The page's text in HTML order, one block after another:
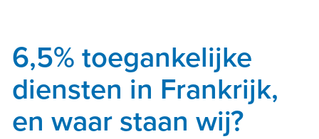
6,5% toegankelijke
diensten in Frankrijk,
en waar staan wij?